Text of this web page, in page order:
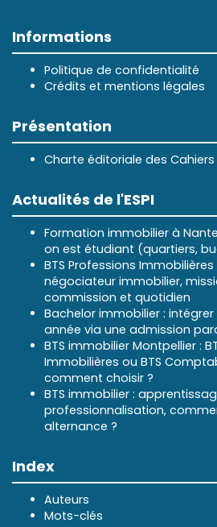
Informations
Politique de confidentialité
Crédits et mentions légales
Présentation
Charte éditoriale des Cahiers
Actualités de l'ESPI
Formation immobilier à
on est étudiant (quartiers,
BTS Professions
négociateur immobilier,
commission et quotidien
Bachelor immobilier :
année via une admission
BTS immobilier Montpellier :
Immobilières ou BTS
comment choisir ?
BTS immobilier :
professionnalisation,
alternance ?
Index
Auteurs
Mots-clés